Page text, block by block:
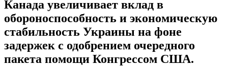
Канада увеличивает вклад в
обороноспособность и экономическую
стабильность Украины на фоне
задержек с одобрением очередного
пакета помощи Конгрессом США.